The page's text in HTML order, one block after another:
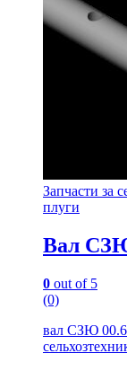
Запчасти за
плуги
Вал
0 out of 5
(0)
вал СЗЮ